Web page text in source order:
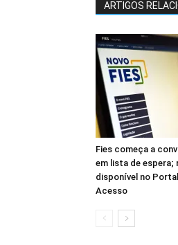
ARTIGOS
Fies começa a
em lista de
disponível no
Acesso